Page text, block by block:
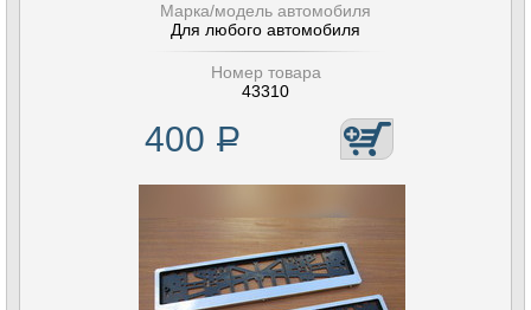
Марка/модель автомобиля
Для любого автомобиля
Номер товара
43310
400 Р